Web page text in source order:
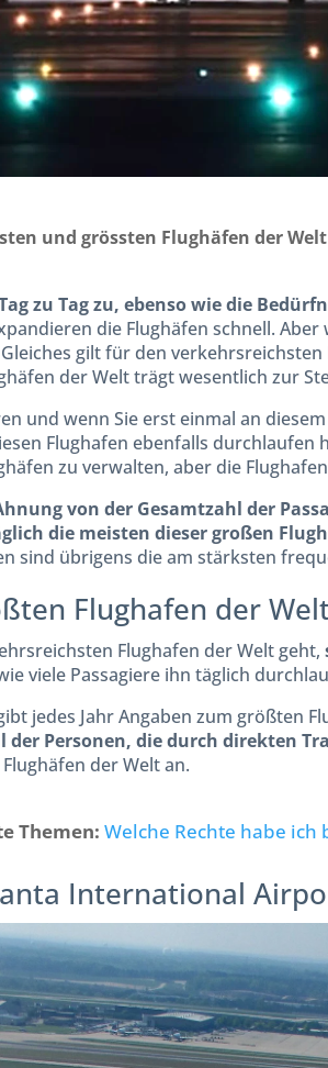
und grössten Flughäfen der Welt
zu Tag zu, ebenso wie die
die Flughäfen schnell.
gilt für den
der Welt trägt wesentlich zur
und wenn Sie erst einmal an
Flughafen ebenfalls
zu verwalten, aber die
von der Gesamtzahl der
die meisten dieser großen
sind übrigens die am stärksten
Flughafen der
Flughafen der Welt geht,
viele Passagiere ihn täglich
jedes Jahr Angaben zum größten
der Personen, die durch direkten
der Welt an.
Themen: Welche Rechte habe ich
International